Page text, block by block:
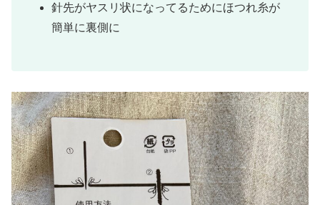
針先がヤスリ状になってるためにほつれ糸が
簡単に裏側に